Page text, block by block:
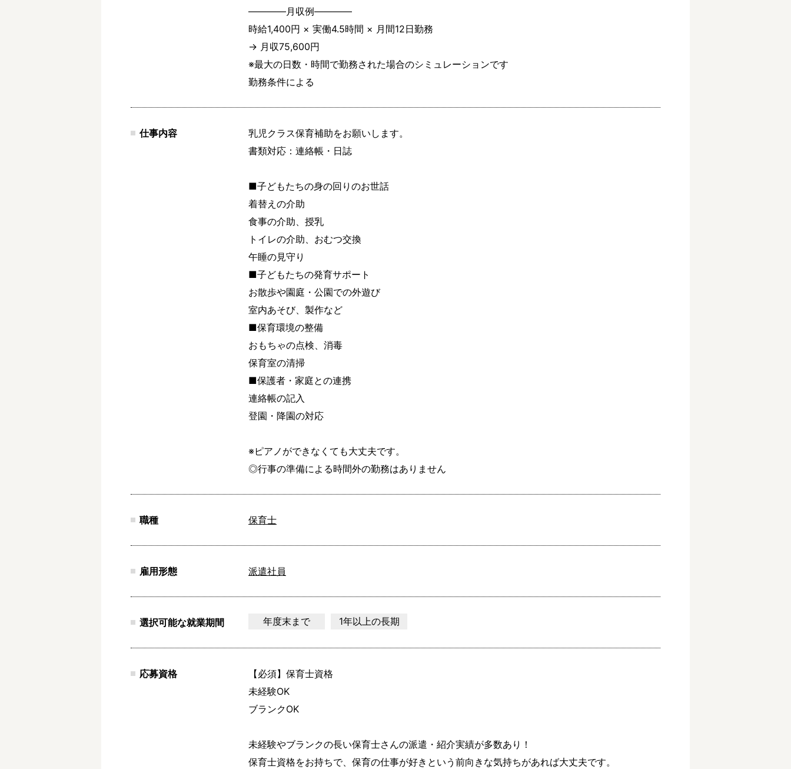
――――月収例――――
時給1,400円 × 実働4.5時間 × 月間12日勤務
→ 月収75,600円
※最大の日数・時間で勤務された場合のシミュレーションです
勤務条件による
仕事内容
乳児クラス保育補助をお願いします。
書類対応：連絡帳・日誌
■子どもたちの身の回りのお世話
着替えの介助
食事の介助、授乳
トイレの介助、おむつ交換
午睡の見守り
■子どもたちの発育サポート
お散歩や園庭・公園での外遊び
室内あそび、製作など
■保育環境の整備
おもちゃの点検、消毒
保育室の清掃
■保護者・家庭との連携
連絡帳の記入
登園・降園の対応
※ピアノができなくても大丈夫です。
◎行事の準備による時間外の勤務はありません
職種 保育士
雇用形態 派遣社員
選択可能な就業期間 年度末まで 1年以上の長期
応募資格
【必須】保育士資格
未経験OK
ブランクOK
未経験やブランクの長い保育士さんの派遣・紹介実績が多数あり！
保育士資格をお持ちで、保育の仕事が好きという前向きな気持ちがあれば大丈夫です。